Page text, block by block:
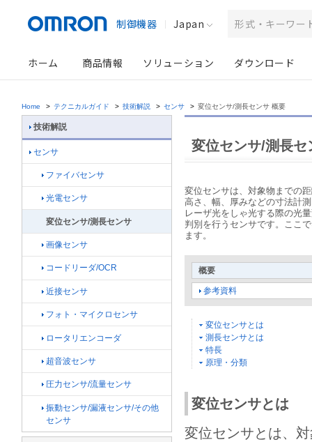
制御機器 Japan
ホーム 商品情報 ソリューション ダウンロード
Home > テクニカルガイド > 技術解説 > センサ > 変位センサ/測長センサ 概要
技術解説
センサ
ファイバセンサ
光電センサ
変位センサ/測長センサ
画像センサ
コードリーダ/OCR
近接センサ
フォト・マイクロセンサ
ロータリエンコーダ
超音波センサ
圧力センサ/流量センサ
振動センサ/漏液センサ/その他
センサ
変位センサ/測長セ
変位センサは、対象物までの
高さ、幅、厚みなどの寸法計
レーザ光をしゃ光する際の光
判別を行うセンサです。ここ
ます。
概要
参考資料
変位センサとは
測長センサとは
特長
原理・分類
変位センサとは
変位センサとは、